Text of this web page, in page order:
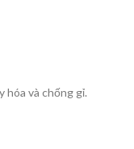
và chống gỉ.